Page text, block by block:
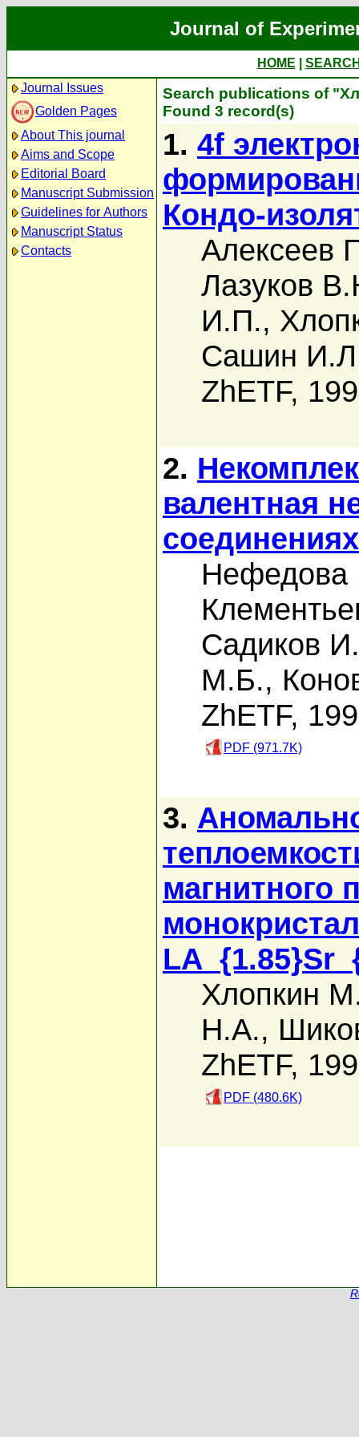
Journal of
HOME
Journal Issues
Golden Pages
About This journal
Aims and Scope
Editorial Board
Manuscript Submission
Guidelines for Authors
Manuscript Status
Contacts
Search publications of
Found 3 record(s)
1. 4f
Кондо-
Алексеев
Лазуков
И.П.,
Сашин
ZhETF,
2.
валентная
Нефедова
Садиков
М.Б.,
ZhETF,
PDF (971.7K)
3.
магнитного
Хлопкин
Н.А.,
ZhETF,
PDF (480.6K)